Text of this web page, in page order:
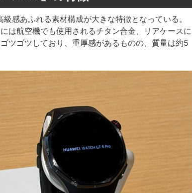
感あふれる素材構成が大きな特徴となっている。
は航空機でも使用されるチタン合金、リアケースに
ツゴツしており、重厚感があるものの、質量は約5